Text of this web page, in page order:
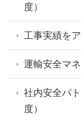
度）
工事実績を
運輸安全マ
社内安全パ
度）